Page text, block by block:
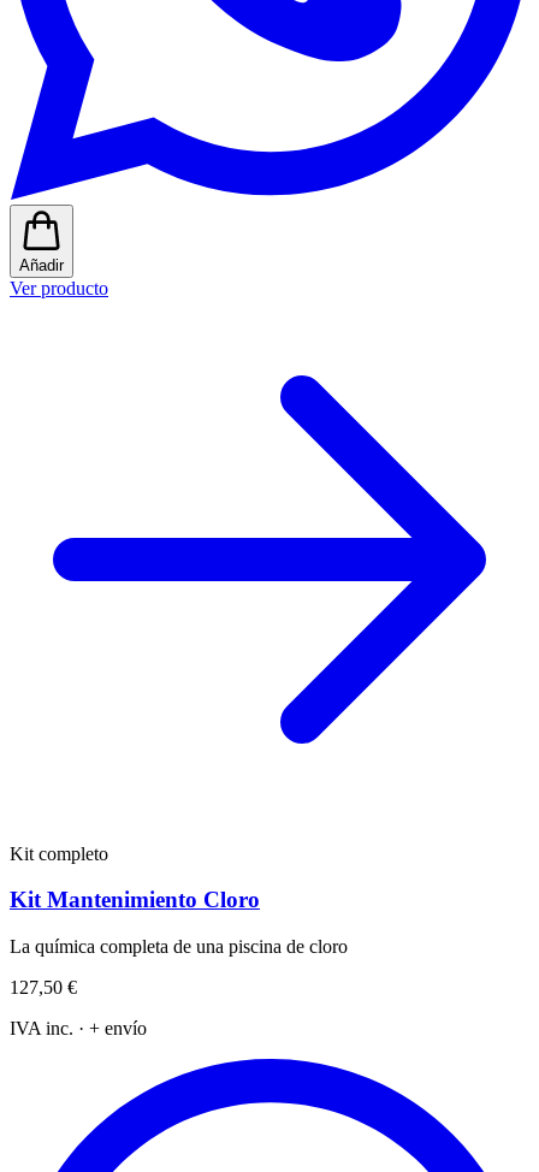
Añadir
Ver producto
Kit completo
Kit Mantenimiento Cloro
La química completa de una piscina de cloro
127,50 €
IVA inc. · + envío